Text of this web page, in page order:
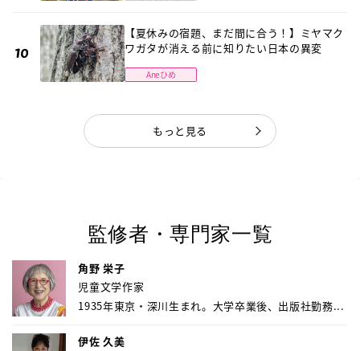
【夏休みの宿題、まだ間に合う！】ミヤマク
ワガタが消える前に知りたい日本の異変
Aneひめ
もっと見る
監修者・専門家一覧
角野 栄子
児童文学作家
1935年東京・深川生まれ。大学卒業後、出版社勤務...
伊佐 久美